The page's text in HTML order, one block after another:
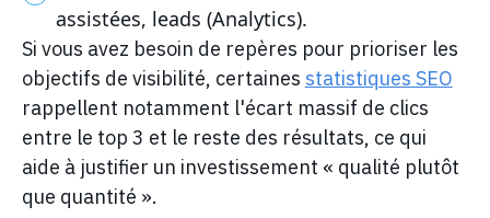
assistées, leads (Analytics).
Si vous avez besoin de repères pour prioriser les
objectifs de visibilité, certaines statistiques SEO
rappellent notamment l'écart massif de clics
entre le top 3 et le reste des résultats, ce qui
aide à justifier un investissement « qualité plutôt
que quantité ».